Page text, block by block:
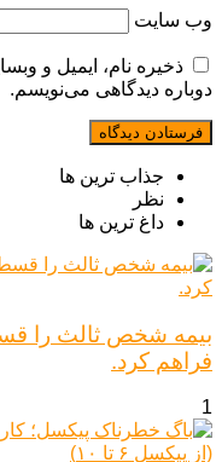
وب‌ سایت
ذخیره نام، ایمیل و
دوباره دیدگاهی می‌نویسم.
جذاب ترین ها
نظر
داغ ترین ها
بیمه شخص ثالث را
فراهم کرد.
1